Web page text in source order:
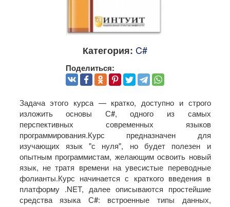
Категория: C#
Поделиться:
Задача этого курса — кратко, доступно и строго
изложить основы С#, одного из самых
перспективных современных языков
программирования.Курс предназначен для
изучающих язык "с нуля", но будет полезен и
опытным программистам, желающим освоить новый
язык, не тратя времени на увесистые переводные
фолианты.Курс начинается с краткого введения в
платформу .NET, далее описываются простейшие
средства языка С#: встроенные типы данных,